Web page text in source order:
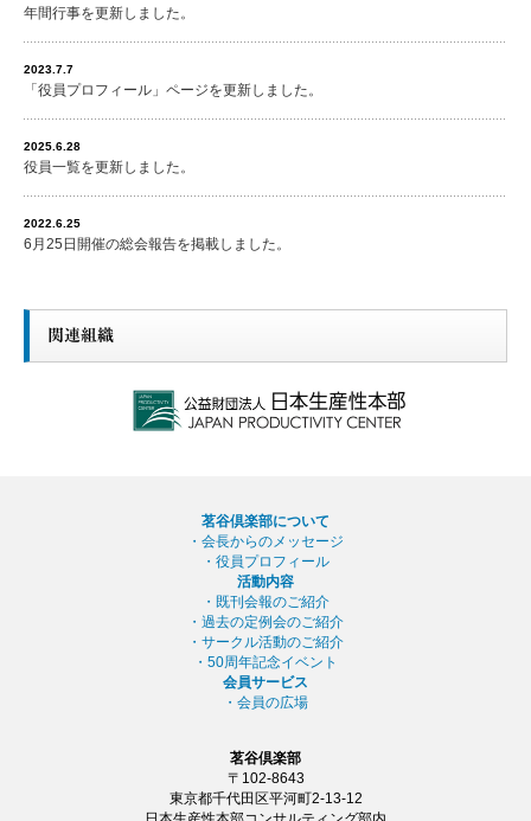
年間行事を更新しました。
2023.7.7
「役員プロフィール」ページを更新しました。
2025.6.28
役員一覧を更新しました。
2022.6.25
6月25日開催の総会報告を掲載しました。
関連組織
茗谷倶楽部について
・会長からのメッセージ
・役員プロフィール
活動内容
・既刊会報のご紹介
・過去の定例会のご紹介
・サークル活動のご紹介
・50周年記念イベント
会員サービス
・会員の広場
茗谷倶楽部
〒102-8643
東京都千代田区平河町2-13-12